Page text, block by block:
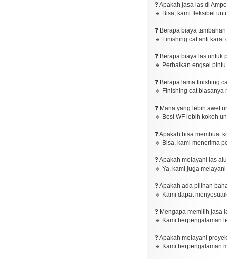
❓ Apakah jasa las di
🔹 Bisa, kami fleksibel
❓ Berapa biaya
🔹 Finishing cat anti
❓ Berapa biaya las
🔹 Perbaikan engsel
❓ Berapa lama finishing
🔹 Finishing cat
❓ Mana yang lebih awet
🔹 Besi WF lebih kokoh
❓ Apakah bisa membuat
🔹 Bisa, kami menerima
❓ Apakah melayani las
🔹 Ya, kami juga
❓ Apakah ada pilihan
🔹 Kami dapat
❓ Mengapa memilih jasa
🔹 Kami berpengalaman
❓ Apakah melayani
🔹 Kami berpengalaman